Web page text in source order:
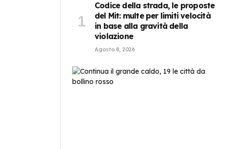
Codice della strada, le proposte
del Mit: multe per limiti velocità
in base alla gravità della
violazione
Agosto 8, 2026